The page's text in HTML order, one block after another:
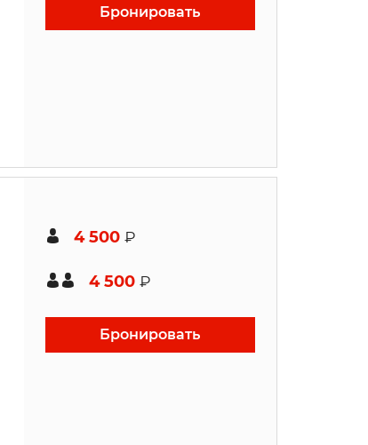
Бронировать
4 500 ₽
4 500 ₽
Бронировать